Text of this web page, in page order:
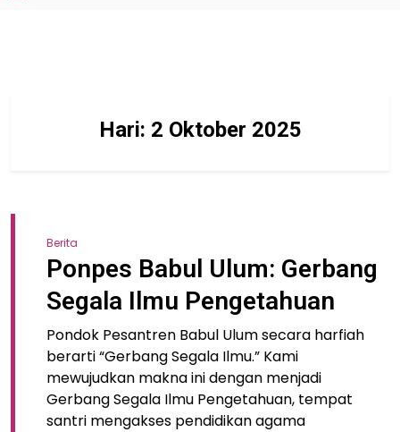
Hari: 2 Oktober 2025
Berita
Ponpes Babul Ulum: Gerbang
Segala Ilmu Pengetahuan
Pondok Pesantren Babul Ulum secara harfiah
berarti “Gerbang Segala Ilmu.” Kami
mewujudkan makna ini dengan menjadi
Gerbang Segala Ilmu Pengetahuan, tempat
santri mengakses pendidikan agama